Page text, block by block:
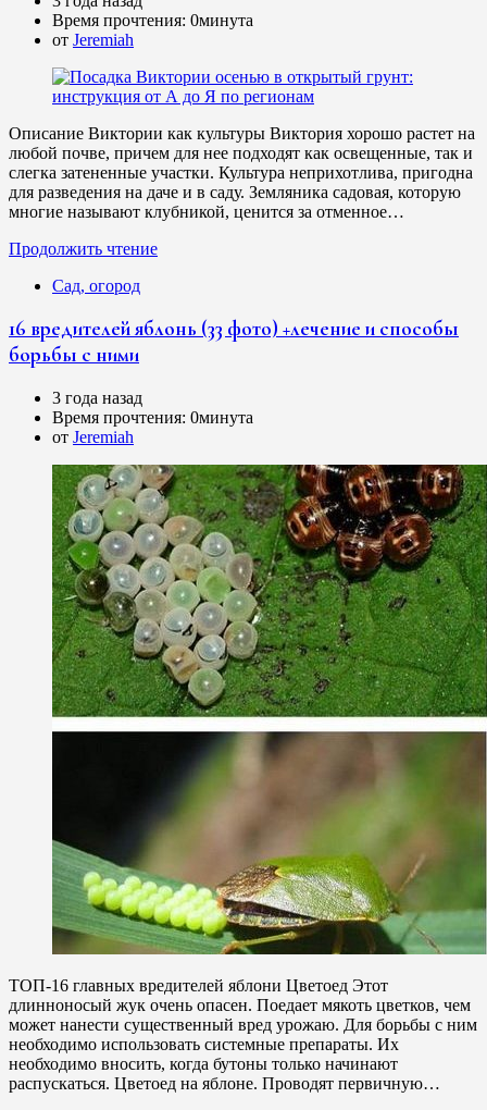
Время прочтения: 0минута
от Jeremiah
Описание Виктории как культуры Виктория хорошо растет на
любой почве, причем для нее подходят как освещенные, так и
слегка затененные участки. Культура неприхотлива, пригодна
для разведения на даче и в саду. Земляника садовая, которую
многие называют клубникой, ценится за отменное…
Продолжить чтение
Сад, огород
16 вредителей яблонь (33 фото) +лечение и способы
борьбы с ними
3 года назад
Время прочтения: 0минута
от Jeremiah
ТОП-16 главных вредителей яблони Цветоед Этот
длинноносый жук очень опасен. Поедает мякоть цветков, чем
может нанести существенный вред урожаю. Для борьбы с ним
необходимо использовать системные препараты. Их
необходимо вносить, когда бутоны только начинают
распускаться. Цветоед на яблоне. Проводят первичную…